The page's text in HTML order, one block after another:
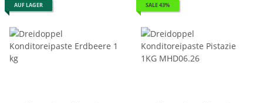
AUF LAGER SALE 43%